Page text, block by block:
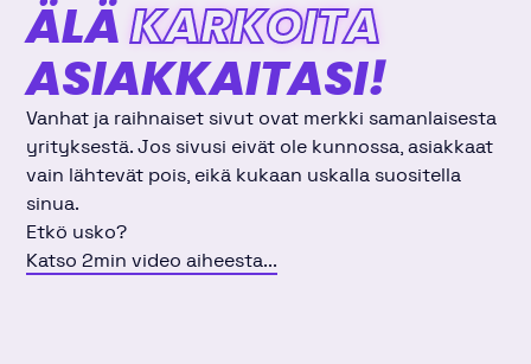
ÄLÄKARKOITA
ASIAKKAITASI!
Vanhat ja raihnaiset sivut ovat merkki samanlaisesta
yrityksestä. Jos sivusi eivät ole kunnossa, asiakkaat
vain lähtevät pois, eikä kukaan uskalla suositella
sinua.
Etkö usko?
Katso 2min video aiheesta...